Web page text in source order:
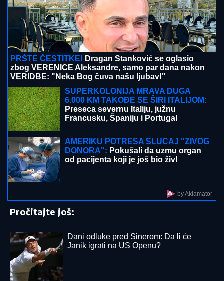
PRŠTE ČESTITKE! Dragan Stanković se oglasio
zbog VERENICE Aleksandre, samo par dana nakon
VERIDBE: "Neka Bog čuva našu ljubav!"
SUPERKOLONIJA MRAVA DUGA
6.000 KM TAKOĐE SE ŠIRI ITALIJOM:
Preseca severnu Italiju, južnu
Francusku, Španiju i Portugal
AMERIKU POTRESA SLUČAJ "ŽIVOG
DONORA": Pokušali da uzmu organ
od pacijenta koji je još bio živ!
by Aklamator
Pročitajte još:
Dani odluke pred Sinerom: Da li će
Janik igrati na US Openu?